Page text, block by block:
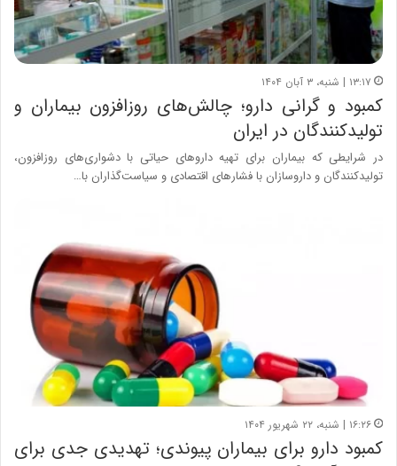
۱۳:۱۷ | شنبه، ۳ آبان ۱۴۰۴
کمبود و گرانی دارو؛ چالش‌های روزافزون بیماران و
تولیدکنندگان در ایران
در شرایطی که بیماران برای تهیه داروهای حیاتی با دشواری‌های روزافزون،
تولیدکنندگان و داروسازان با فشارهای اقتصادی و سیاست‌گذاران با…
۱۶:۲۶ | شنبه، ۲۲ شهریور ۱۴۰۴
کمبود دارو برای بیماران پیوندی؛ تهدیدی جدی برای